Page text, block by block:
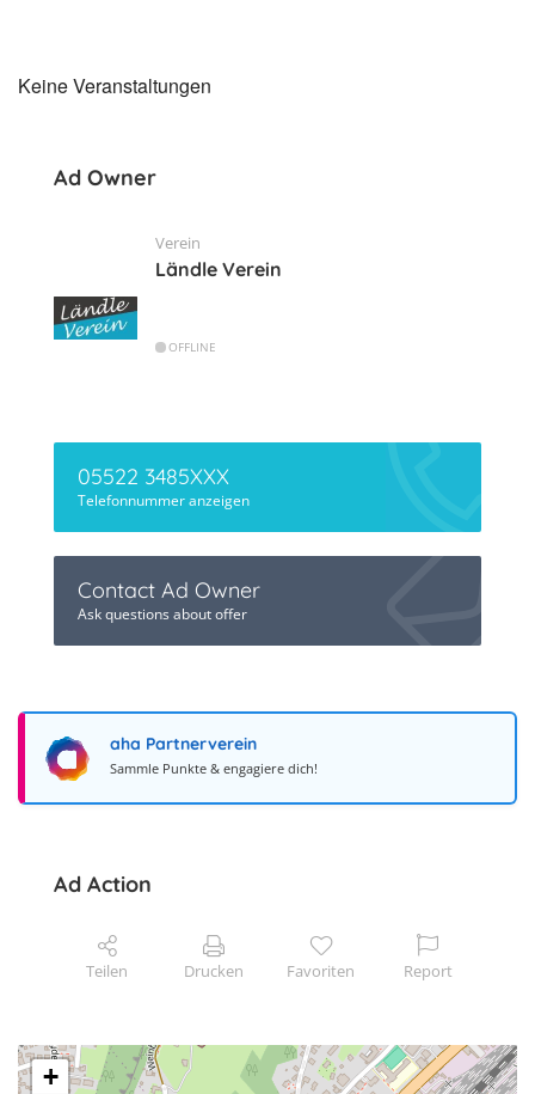
Keine Veranstaltungen
Ad Owner
Verein
Ländle Verein
OFFLINE
05522 3485XXX
Telefonnummer anzeigen
Contact Ad Owner
Ask questions about offer
aha Partnerverein
Sammle Punkte & engagiere dich!
Ad Action
Teilen Drucken Favoriten Report
+